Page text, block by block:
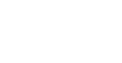
/
Kit de montage pour